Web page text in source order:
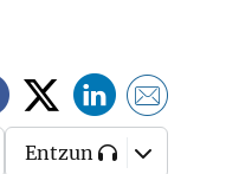
Entzun